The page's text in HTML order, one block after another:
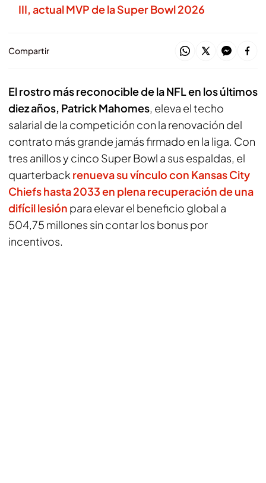
III, actual MVP de la Super Bowl 2026
Compartir
El rostro más reconocible de la NFL en los últimos
diez años, Patrick Mahomes, eleva el techo
salarial de la competición con la renovación del
contrato más grande jamás firmado en la liga. Con
tres anillos y cinco Super Bowl a sus espaldas, el
quarterback renueva su vínculo con Kansas City
Chiefs hasta 2033 en plena recuperación de una
difícil lesión para elevar el beneficio global a
504,75 millones sin contar los bonus por
incentivos.